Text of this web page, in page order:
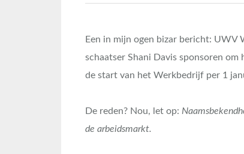
Een in mijn ogen bizar bericht: UWV
schaatser Shani Davis sponsoren om
de start van het Werkbedrijf per 1
De reden? Nou, let op:
de arbeidsmarkt.